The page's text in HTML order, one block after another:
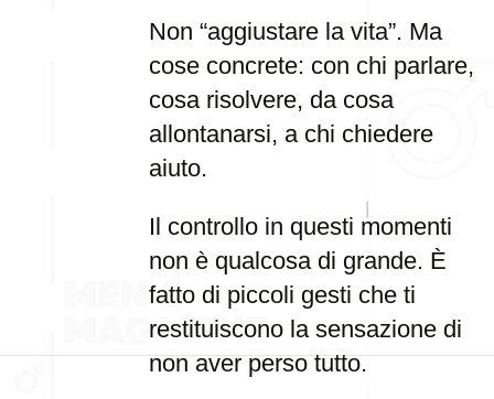
Non “aggiustare la vita”. Ma
cose concrete: con chi parlare,
cosa risolvere, da cosa
allontanarsi, a chi chiedere
aiuto.
Il controllo in questi momenti
non è qualcosa di grande. È
fatto di piccoli gesti che ti
restituiscono la sensazione di
non aver perso tutto.